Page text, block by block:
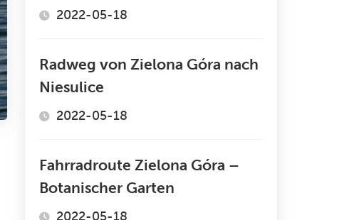
2022-05-18
Radweg von Zielona Góra nach
Niesulice
2022-05-18
Fahrradroute Zielona Góra –
Botanischer Garten
2022-05-18